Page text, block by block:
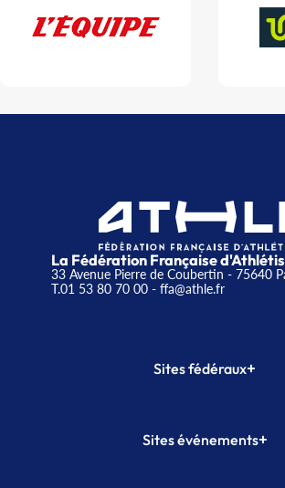
La Fédération Française
33 Avenue Pierre de Coubertin - 75640
T.01 53 80 70 00- ffa@athle.fr
Sites fédéraux+
Plateforme Formation
Sites événements+